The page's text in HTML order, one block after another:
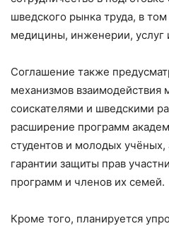
шведского рынка труда, в
медицины, инженерии, услуг
Соглашение также
механизмов взаимодействия
соискателями и шведскими
расширение программ
студентов и молодых
гарантии защиты прав
программ и членов их семей.
Кроме того, планируется